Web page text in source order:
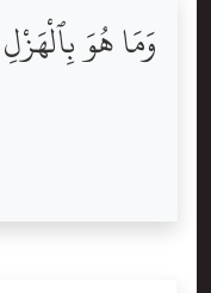
وَمَا هُوَ بِٱلْهَزْلِ